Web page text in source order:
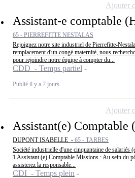
Assistant-e comptable
65 - PIERREFITTE NESTALAS
Rejoignez notre site industriel de Pierrefitte-
remplacement d'un congé maternité, nous
pour rejoindre notre équipe à compter du...
CDD - Temps partiel
Publié il y a 7 jours
Ajouter
Assistant(e) Comptable
DUPONT ISABELLE - 65 - TARBES
Société industrielle d'une cinquantaine de salariés
1 Assistant (e) Comptable Missions : Au sein du
assisterez la responsable...
CDI - Temps plein
Ajouter